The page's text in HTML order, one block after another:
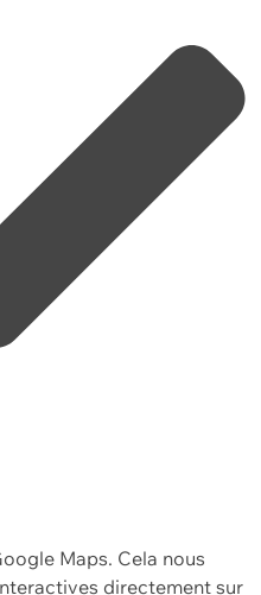
Maps. Cela nous
directement sur